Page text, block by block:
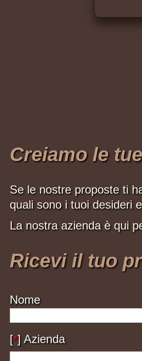
Creiamo le
Se le nostre proposte ti
quali sono i tuoi desideri
La nostra azienda è qui
Ricevi il tuo
Nome
[*] Azienda